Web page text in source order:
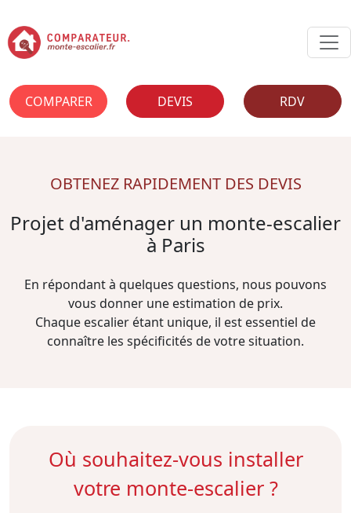
COMPARER DEVIS RDV
OBTENEZ RAPIDEMENT DES DEVIS
Projet d'aménager un monte-escalier
à Paris
En répondant à quelques questions, nous pouvons
vous donner une estimation de prix.
Chaque escalier étant unique, il est essentiel de
connaître les spécificités de votre situation.
Où souhaitez-vous installer
votre monte-escalier ?